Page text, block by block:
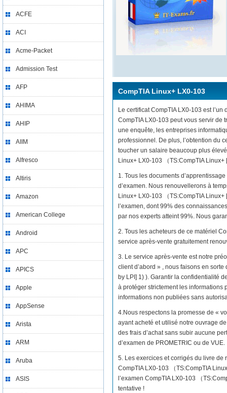
ACFE
ACI
Acme-Packet
Admission Test
AFP
AHIMA
AHIP
AIIM
Alfresco
Altiris
Amazon
American College
Android
APC
APICS
Apple
AppSense
Arista
ARM
Aruba
ASIS
CompTIA Linux+ LX0-103
Le certificat CompTIA LX0-103 est
CompTIA LX0-103 peut vous servir de
une enquête, les entreprises
professionnel. De plus, l’obtention du
toucher un salaire beaucoup plus
Linux+ LX0-103 （TS:CompTIA
1. Tous les documents
d’examen. Nous renouvellerons à
Linux+ LX0-103 （TS:CompTIA
l’examen, dont 99% des
par nos experts atteint 99%. Nous
2. Tous les acheteurs de ce matériel
service après-vente gratuitement
3. Le service après-vente est notre
client d’abord » , nous faisons en
by LPI] 1) ). Garantir la confidentialité
à protéger strictement les informations
informations non publiées sans
4.Nous respectons la promesse de «
ayant acheté et utilisé notre ouvrage
des frais d’achat sans subir aucune
d’examen de PROMETRIC ou de VUE.
5. Les exercices et corrigés du livre de
CompTIA LX0-103 （TS:CompTIA
l’examen CompTIA LX0-103 （
tentative !